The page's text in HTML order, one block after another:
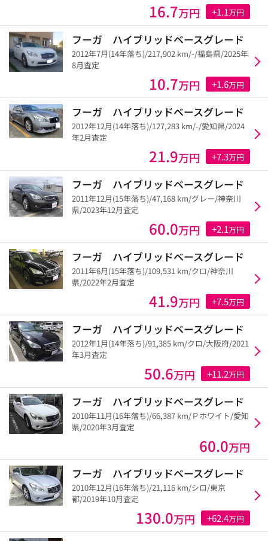
16.7万円 +1.1万円
フーガ ハイブリッドベースグレード
2012年7月(14年落ち)/217,902 km/-/福島県/2025年
8月査定
10.7万円 +1.6万円
フーガ ハイブリッドベースグレード
2012年12月(14年落ち)/127,283 km/-/愛知県/2024
年2月査定
21.9万円 +7.3万円
フーガ ハイブリッドベースグレード
2011年12月(15年落ち)/47,168 km/グレー/神奈川
県/2023年12月査定
60.0万円 +2.1万円
フーガ ハイブリッドベースグレード
2011年6月(15年落ち)/109,531 km/クロ/神奈川
県/2022年2月査定
41.9万円 +7.5万円
フーガ ハイブリッドベースグレード
2012年1月(14年落ち)/91,385 km/クロ/大阪府/2021
年3月査定
50.6万円 +11.2万円
フーガ ハイブリッドベースグレード
2010年11月(16年落ち)/66,387 km/Ｐホワイト/愛知
県/2020年3月査定
60.0万円
フーガ ハイブリッドベースグレード
2010年12月(16年落ち)/21,116 km/シロ/東京
都/2019年10月査定
130.0万円 +62.4万円